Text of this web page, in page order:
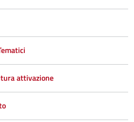
attivazione